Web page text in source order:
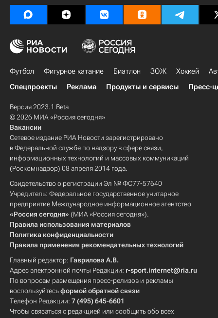
Футбол Фигурное катание Биатлон ЗОЖ Хоккей
Спецпроекты
Реклама Продукты и сервисы Пресс-
Версия 2023.1 Beta
© 2026 МИА «Россия сегодня»
Вакансии
Сетевое издание РИА Новости зарегистрировано
в Федеральной службе по надзору в сфере связи,
информационных технологий и массовых коммуникаций
(Роскомнадзор) 08 апреля 2014 года.
Свидетельство о регистрации Эл № ФС77-57640
Учредитель: Федеральное государственное унитарное
предприятие Международное информационное агентство
«Россия сегодня» (МИА «Россия сегодня»).
Правила использования материалов
Политика конфиденциальности
Правила применения рекомендательных технологий
Главный редактор: Гаврилова А.В.
Адрес электронной почты Редакции: r-sport.internet@ria.ru
По вопросам размещения пресс-релизов и рекламы
воспользуйтесьформой обратной связи
Телефон Редакции: 7 (495) 645-6601
Чтобы связаться с редакцией или сообщить обо всех